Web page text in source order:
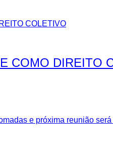
COMO DIREITO